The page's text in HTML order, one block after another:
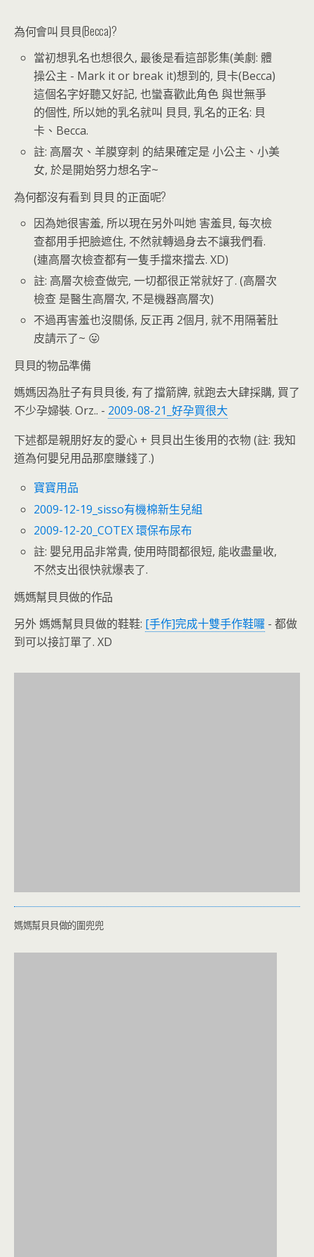
為何會叫 貝貝(Becca)?
當初想乳名也想很久, 最後是看這部影集(美劇: 體
操公主 - Mark it or break it)想到的, 貝卡(Becca)
這個名字好聽又好記, 也蠻喜歡此角色 與世無爭
的個性, 所以她的乳名就叫 貝貝, 乳名的正名: 貝
卡、Becca.
註: 高層次、羊膜穿刺 的結果確定是 小公主、小美
女, 於是開始努力想名字~
為何都沒有看到 貝貝 的正面呢?
因為她很害羞, 所以現在另外叫她 害羞貝, 每次檢
查都用手把臉遮住, 不然就轉過身去不讓我們看.
(連高層次檢查都有一隻手擋來擋去. XD)
註: 高層次檢查做完, 一切都很正常就好了. (高層次
檢查 是醫生高層次, 不是機器高層次)
不過再害羞也沒關係, 反正再 2個月, 就不用隔著肚
皮請示了~ 😛
貝貝的物品準備
媽媽因為肚子有貝貝後, 有了擋箭牌, 就跑去大肆採購, 買了
不少孕婦裝. Orz.. - 2009-08-21_好孕買很大
下述都是親朋好友的愛心 + 貝貝出生後用的衣物 (註: 我知
道為何嬰兒用品那麼賺錢了.)
寶寶用品
2009-12-19_sisso有機棉新生兒組
2009-12-20_COTEX 環保布尿布
註: 嬰兒用品非常貴, 使用時間都很短, 能收盡量收,
不然支出很快就爆表了.
媽媽幫貝貝做的作品
另外 媽媽幫貝貝做的鞋鞋: [手作]完成十雙手作鞋囉 - 都做
到可以接訂單了. XD
媽媽幫貝貝做的圍兜兜